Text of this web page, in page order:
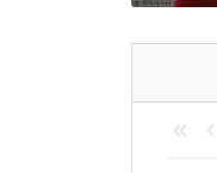
(《한국일
2000년『